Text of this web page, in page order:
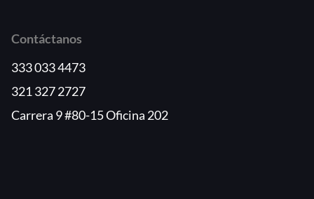
Contáctanos
333 033 4473
321 327 2727
Carrera 9 #80-15 Oficina 202